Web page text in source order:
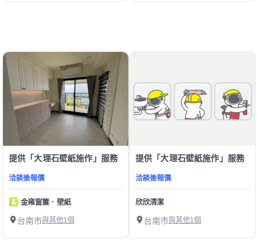
提供「大理石壁紙施作」服務
洽談後報價
金雍窗簾．壁紙
台南市與其他1個
提供「大理石壁紙施作」服務
洽談後報價
欣欣清潔
台南市與其他1個